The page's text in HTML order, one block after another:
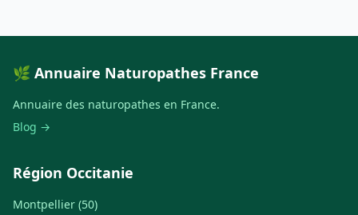
🌿 Annuaire Naturopathes France
Annuaire des naturopathes en France.
Blog →
Région Occitanie
Montpellier (50)